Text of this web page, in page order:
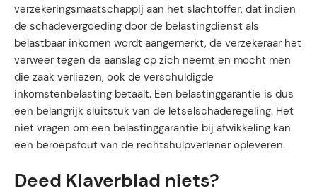
verzekeringsmaatschappij aan het slachtoffer, dat indien
de schadevergoeding door de belastingdienst als
belastbaar inkomen wordt aangemerkt, de verzekeraar het
verweer tegen de aanslag op zich neemt en mocht men
die zaak verliezen, ook de verschuldigde
inkomstenbelasting betaalt. Een belastinggarantie is dus
een belangrijk sluitstuk van de letselschaderegeling. Het
niet vragen om een belastinggarantie bij afwikkeling kan
een beroepsfout van de rechtshulpverlener opleveren.
Deed Klaverblad niets?